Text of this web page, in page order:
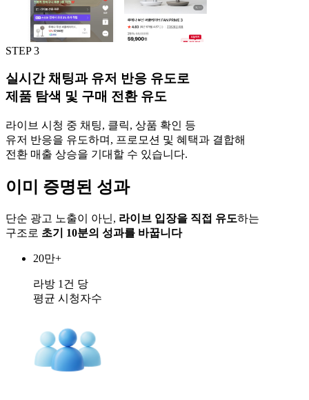
STEP 3
실시간 채팅과 유저 반응 유도로
제품 탐색 및 구매 전환 유도
라이브 시청 중 채팅, 클릭, 상품 확인 등
유저 반응을 유도하며, 프로모션 및 혜택과 결합해
전환 매출 상승을 기대할 수 있습니다.
이미 증명된 성과
단순 광고 노출이 아닌, 라이브 입장을 직접 유도하는
구조로 초기 10분의 성과를 바꿉니다
20만+
라방 1건 당
평균 시청자수